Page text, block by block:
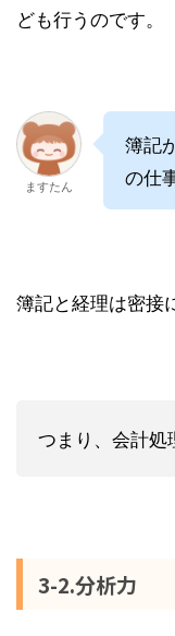
ども行うのです。
ますたん
簿記
の仕
簿記と経理は密接
つまり、会計処
3-2.分析力